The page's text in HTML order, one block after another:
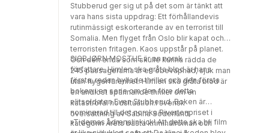
Stubberud ger sig ut på det som är tänkt att
vara hans sista uppdrag: Ett förhållandevis
rutinmässigt eskorterande av en terrorist till
Somalia. Men flyget från Oslo blir kapat och
terroristen fritagen. Kaos uppstår på planet.
Och den enda som skulle kunna rädda de
245 passagerarna är en obeväpnad, sjuk man
utan flygerfarenhet. Himlen ska gråta blod är
en andlöst spännande thriller om en
katastrofal nödsituation.I svensk
översättning av Sabina Söderlund.
SIGBJØRN MOSTUE är en norsk
författare. Himlen ska gråta blod är hans
första, redan hyllade thriller och den första
boken i en serie om den före detta
elitsoldaten Even Stubberud. Boken är
nominerad till det norska Rivertonpriset i
kategorin Årets bästa kriminalroman och
»Tidernas adrenalinkick! Att detta ska bli film